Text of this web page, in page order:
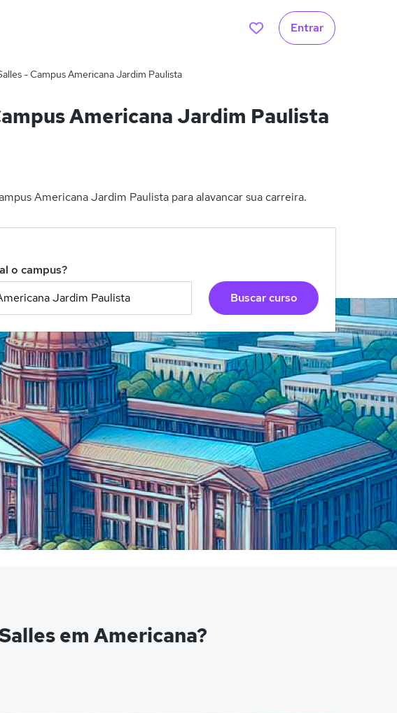
Entrar
- Campus Americana Jardim Paulista
Americana Jardim Paulista
Americana Jardim Paulista para alavancar sua carreira.
o campus?
Buscar curso
em Americana?